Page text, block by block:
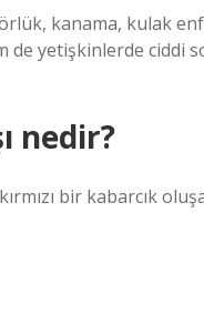
kanama, kulak
yetişkinlerde ciddi
nedir?
bir kabarcık